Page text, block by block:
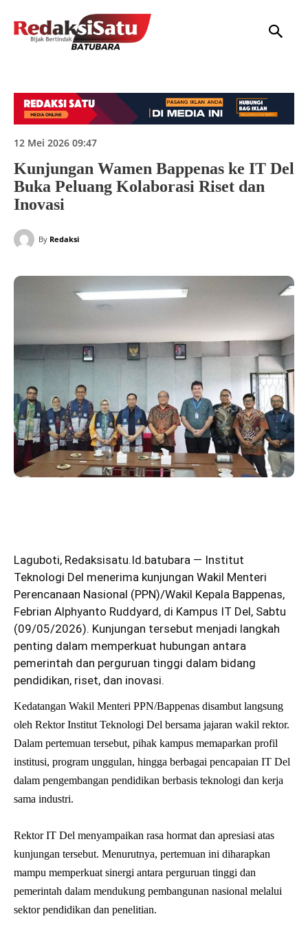
12 Mei 2026 09:47
Kunjungan Wamen Bappenas ke IT Del
Buka Peluang Kolaborasi Riset dan
Inovasi
By Redaksi
Laguboti, Redaksisatu.Id.batubara — Institut
Teknologi Del menerima kunjungan Wakil Menteri
Perencanaan Nasional (PPN)/Wakil Kepala Bappenas,
Febrian Alphyanto Ruddyard, di Kampus IT Del, Sabtu
(09/05/2026). Kunjungan tersebut menjadi langkah
penting dalam memperkuat hubungan antara
pemerintah dan perguruan tinggi dalam bidang
pendidikan, riset, dan inovasi.
Kedatangan Wakil Menteri PPN/Bappenas disambut langsung
oleh Rektor Institut Teknologi Del bersama jajaran wakil rektor.
Dalam pertemuan tersebut, pihak kampus memaparkan profil
institusi, program unggulan, hingga berbagai pencapaian IT Del
dalam pengembangan pendidikan berbasis teknologi dan kerja
sama industri.
Rektor IT Del menyampaikan rasa hormat dan apresiasi atas
kunjungan tersebut. Menurutnya, pertemuan ini diharapkan
mampu memperkuat sinergi antara perguruan tinggi dan
pemerintah dalam mendukung pembangunan nasional melalui
sektor pendidikan dan penelitian.